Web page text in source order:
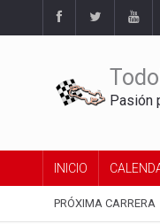
Todo
Pasión
INICIO
PRÓXIMA CARRERA